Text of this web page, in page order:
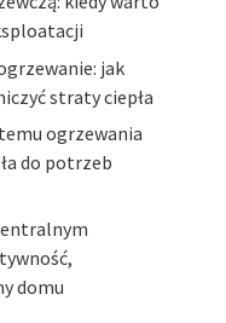
jak
straty ciepła
ogrzewania
do potrzeb
domu